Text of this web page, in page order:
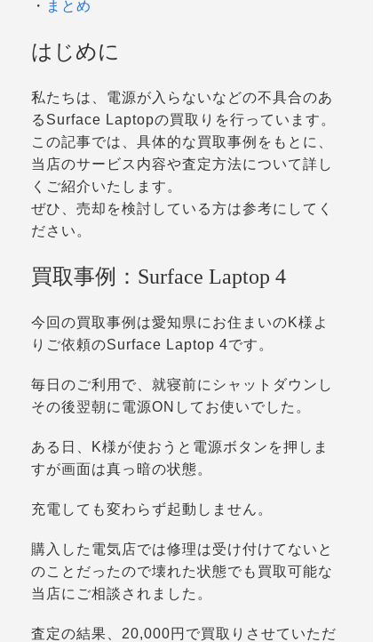
・ まとめ
はじめに
私たちは、電源が入らないなどの不具合のあ
るSurface Laptopの買取りを行っています。
この記事では、具体的な買取事例をもとに、
当店のサービス内容や査定方法について詳し
くご紹介いたします。
ぜひ、売却を検討している方は参考にしてく
ださい。
買取事例：Surface Laptop 4
今回の買取事例は愛知県にお住まいのK様よ
りご依頼のSurface Laptop 4です。
毎日のご利用で、就寝前にシャットダウンし
その後翌朝に電源ONしてお使いでした。
ある日、K様が使おうと電源ボタンを押しま
すが画面は真っ暗の状態。
充電しても変わらず起動しません。
購入した電気店では修理は受け付けてないと
のことだったので壊れた状態でも買取可能な
当店にご相談されました。
査定の結果、20,000円で買取りさせていただ